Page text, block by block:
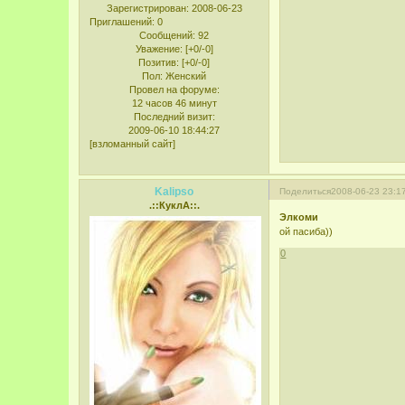
Зарегистрирован: 2008-06-23
Приглашений: 0
Сообщений: 92
Уважение: [+0/-0]
Позитив: [+0/-0]
Пол: Женский
Провел на форуме:
12 часов 46 минут
Последний визит:
2009-06-10 18:44:27
[взломанный сайт]
Поделиться2008-06-23
Kalipso
.::КуклА::.
Элкоми
ой пасиба))
0